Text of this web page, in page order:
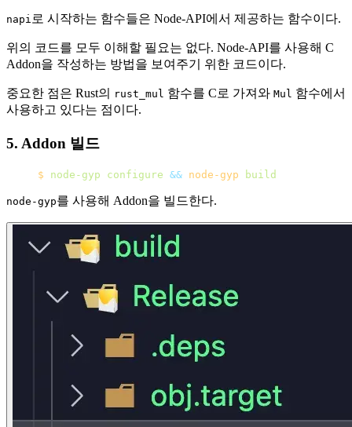
napi 로 시작하는 함수들은 Node-API에서 제공하는 함수이다.
위의 코드를 모두 이해할 필요는 없다. Node-API를 사용해 C
Addon을 작성하는 방법을 보여주기 위한 코드이다.
중요한 점은 Rust의 rust_mul 함수를 C로 가져와 Mul 함수에서
사용하고 있다는 점이다.
5. Addon 빌드
$ node-gyp configure && node-gyp build
node-gyp를 사용해 Addon을 빌드한다.